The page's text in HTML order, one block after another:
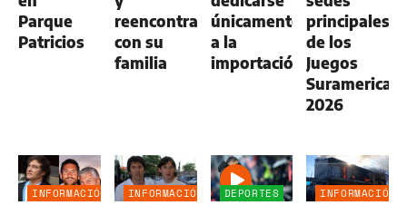
Parque
Patricios
reencontrarse
con su
familia
únicamente
a la
importación
principales
de los
Juegos
2026
INFORMACIÓN
INFORMACIÓN
DEPORTES
INFORMACIÓN